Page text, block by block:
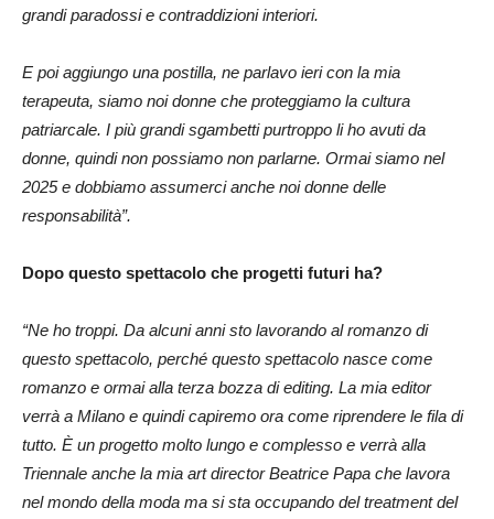
grandi paradossi e contraddizioni interiori.
E poi aggiungo una postilla, ne parlavo ieri con la mia
terapeuta, siamo noi donne che proteggiamo la cultura
patriarcale. I più grandi sgambetti purtroppo li ho avuti da
donne, quindi non possiamo non parlarne. Ormai siamo nel
2025 e dobbiamo assumerci anche noi donne delle
responsabilità”.
Dopo questo spettacolo che progetti futuri ha?
“Ne ho troppi. Da alcuni anni sto lavorando al romanzo di
questo spettacolo, perché questo spettacolo nasce come
romanzo e ormai alla terza bozza di editing. La mia editor
verrà a Milano e quindi capiremo ora come riprendere le fila di
tutto. È un progetto molto lungo e complesso e verrà alla
Triennale anche la mia art director Beatrice Papa che lavora
nel mondo della moda ma si sta occupando del treatment del